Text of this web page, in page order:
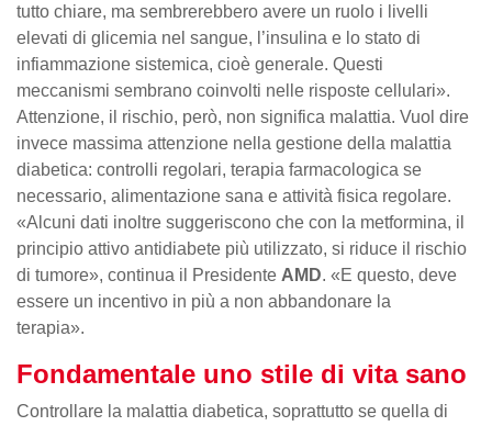
tutto chiare, ma sembrerebbero avere un ruolo i livelli
elevati di glicemia nel sangue, l’insulina e lo stato di
infiammazione sistemica, cioè generale. Questi
meccanismi sembrano coinvolti nelle risposte cellulari».
Attenzione, il rischio, però, non significa malattia. Vuol dire
invece massima attenzione nella gestione della malattia
diabetica: controlli regolari, terapia farmacologica se
necessario, alimentazione sana e attività fisica regolare.
«Alcuni dati inoltre suggeriscono che con la metformina, il
principio attivo antidiabete più utilizzato, si riduce il rischio
di tumore», continua il Presidente AMD. «E questo, deve
essere un incentivo in più a non abbandonare la
terapia».
Fondamentale uno stile di vita sano
Controllare la malattia diabetica, soprattutto se quella di